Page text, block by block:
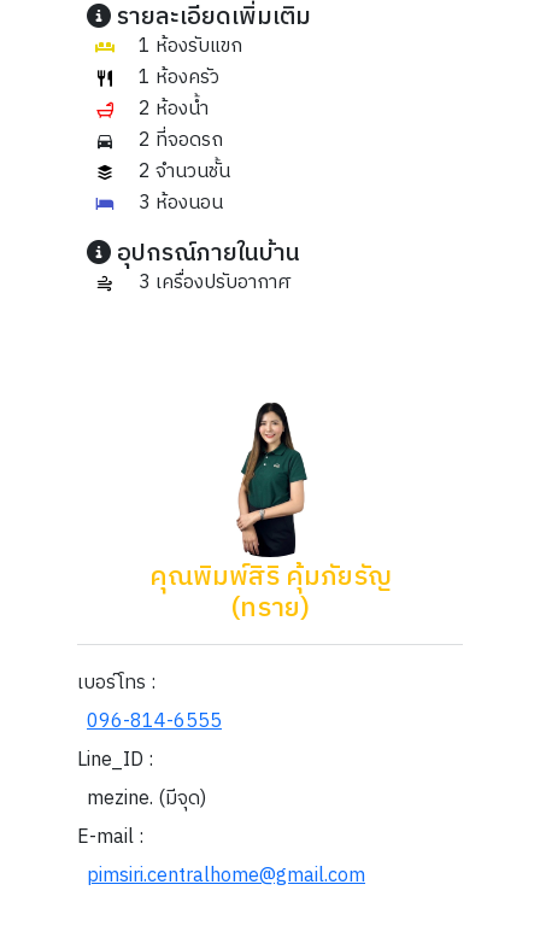
รายละเอียดเพิ่มเติม
1 ห้องรับแขก
1 ห้องครัว
2 ห้องน้ำ
2 ที่จอดรถ
2 จำนวนชั้น
3 ห้องนอน
อุปกรณ์ภายในบ้าน
3 เครื่องปรับอากาศ
คุณพิมพ์สิริ คุ้มภัยรัญ
(ทราย)
เบอร์โทร :
096-814-6555
Line_ID :
mezine. (มีจุด)
E-mail :
pimsiri.centralhome@gmail.com